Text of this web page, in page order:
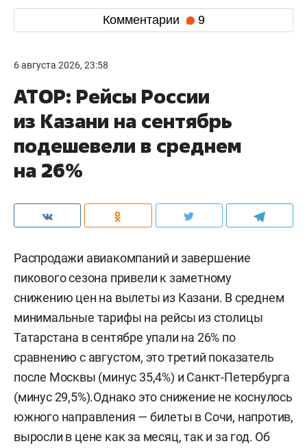
Комментарии 9
6 августа 2026, 23:58
АТОР: Рейсы России
из Казани на сентябрь
подешевели в среднем
на 26%
Распродажи авиакомпаний и завершение
пикового сезона привели к заметному
снижению цен на вылеты из Казани. В среднем
минимальные тарифы на рейсы из столицы
Татарстана в сентябре упали на 26% по
сравнению с августом, это третий показатель
после Москвы (минус 35,4%) и Санкт-Петербурга
(минус 29,5%).Однако это снижение не коснулось
южного направления — билеты в Сочи, напротив,
выросли в цене как за месяц, так и за год. Об